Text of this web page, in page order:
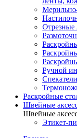
Отрезные
Ручной
Спекатели
Раскройные
Швейные
Швейные
Этикет-